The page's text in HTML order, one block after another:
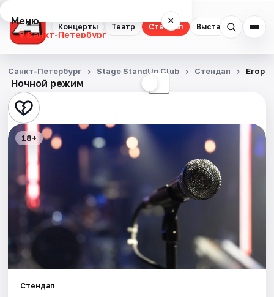
Концерты Театр Стендап Выставки
Меню ×
Санкт-Петербург
Концерты
Театр
Стендап
Выставки
Квесты
Экскурсии
Спорт
События
Ночной режим ☾
Санкт-Петербург Stage StandUp Club Стендап Егор
18+
Стендап